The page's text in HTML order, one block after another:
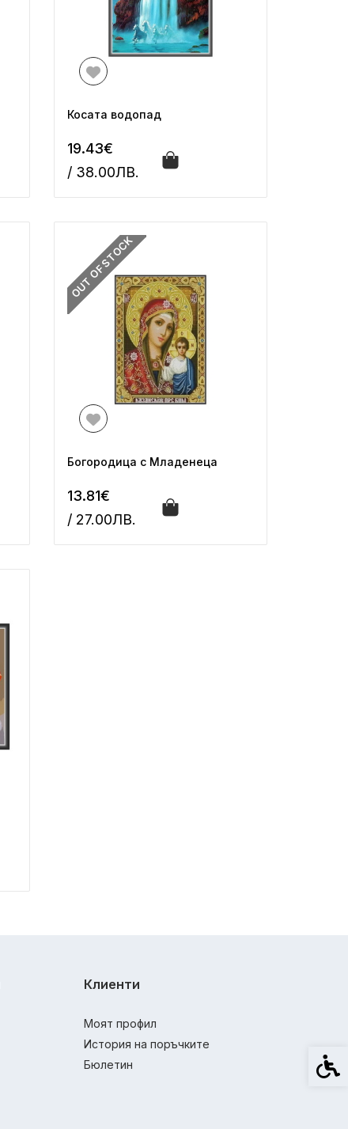
Косата водопад
19.43€
/ 38.00ЛВ.
OUT OF STOCK
Богородица с Младенеца
13.81€
/ 27.00ЛВ.
Клиенти
Моят профил
История на поръчките
Бюлетин